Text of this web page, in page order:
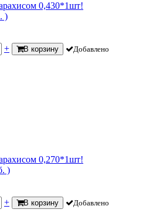
0,430*1шт!
)
+ В корзину Добавлено
0,270*1шт!
)
+ В корзину Добавлено